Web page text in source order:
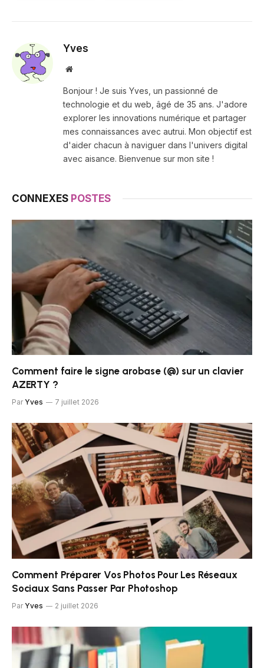
Yves
Site
Bonjour ! Je suis Yves, un passionné de
technologie et du web, âgé de 35 ans. J'adore
explorer les innovations numérique et partager
mes connaissances avec autrui. Mon objectif est
d'aider chacun à naviguer dans l'univers digital
avec aisance. Bienvenue sur mon site !
CONNEXES POSTES
Comment faire le signe arobase (@) sur un clavier
AZERTY ?
Par Yves 7 juillet 2026
Comment Préparer Vos Photos Pour Les Réseaux
Sociaux Sans Passer Par Photoshop
Par Yves 2 juillet 2026